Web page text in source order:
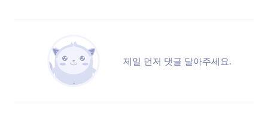
제일 먼저 댓글 달아주세요.